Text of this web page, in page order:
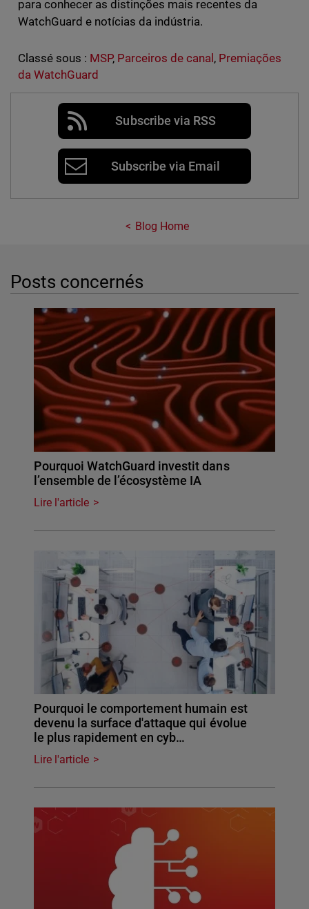
para conhecer as distinções mais recentes da
WatchGuard e notícias da indústria.
Classé sous : MSP, Parceiros de canal , Premiações
da WatchGuard
Subscribe via RSS
Subscribe via Email
Blog Home
Posts concernés
Pourquoi WatchGuard investit dans
l’ensemble de l’écosystème IA
Lire l'article
Pourquoi le comportement humain est
devenu la surface d'attaque qui évolue
le plus rapidement en cyb…
Lire l'article